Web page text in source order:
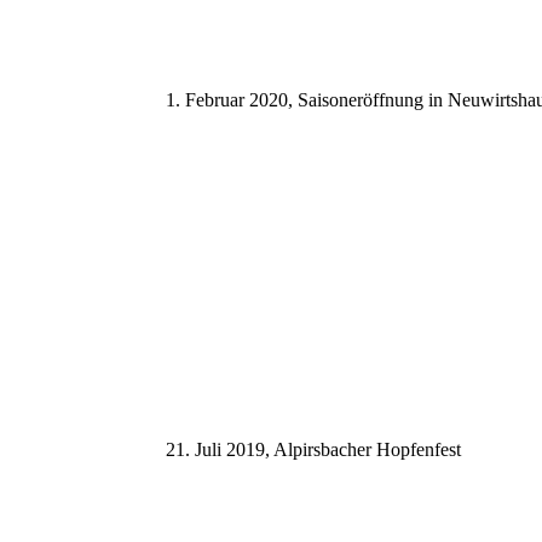
1. Februar 2020, Saisoneröffnung in
21. Juli 2019, Alpirsbacher Hopfenfest